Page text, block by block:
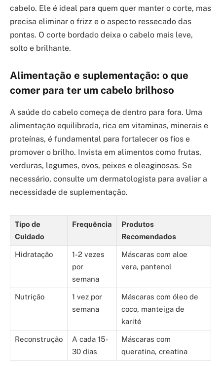
cabelo. Ele é ideal para quem quer manter o corte, mas
precisa eliminar o frizz e o aspecto ressecado das
pontas. O corte bordado deixa o cabelo mais leve,
solto e brilhante.
Alimentação e suplementação: o que
comer para ter um cabelo brilhoso
A saúde do cabelo começa de dentro para fora. Uma
alimentação equilibrada, rica em vitaminas, minerais e
proteínas, é fundamental para fortalecer os fios e
promover o brilho. Invista em alimentos como frutas,
verduras, legumes, ovos, peixes e oleaginosas. Se
necessário, consulte um dermatologista para avaliar a
necessidade de suplementação.
Tipo de
Cuidado
Frequência
Produtos
Recomendados
Hidratação
1-2 vezes
por
semana
Máscaras com aloe
vera, pantenol
Nutrição
1 vez por
semana
Máscaras com óleo de
coco, manteiga de
karité
Reconstrução
A cada 15-
30 dias
Máscaras com
queratina, creatina